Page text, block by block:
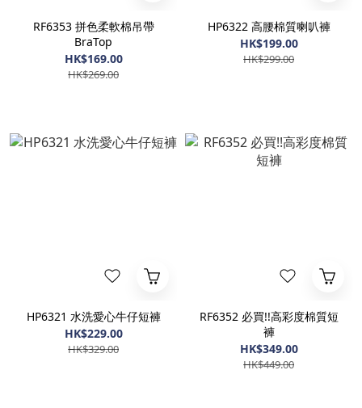
RF6353 拼色柔軟棉吊帶
BraTop
HK$169.00
HK$269.00
HP6322 高腰棉質喇叭褲
HK$199.00
HK$299.00
HP6321 水洗愛心牛仔短褲
HK$229.00
HK$329.00
RF6352 必買!!高彩度棉質短
褲
HK$349.00
HK$449.00